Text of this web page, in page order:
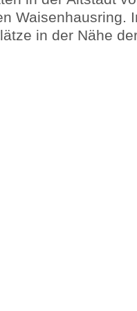
Waisenhausring.
in der Nähe